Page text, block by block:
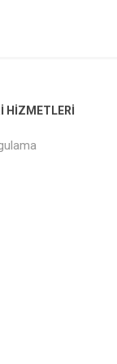
HIZMETLERI